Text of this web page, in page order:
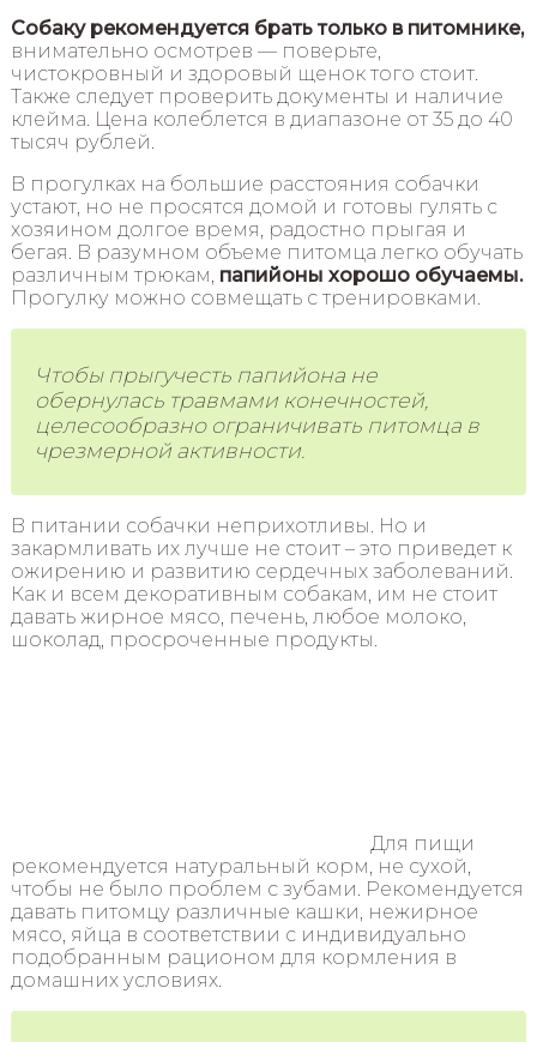
Собаку рекомендуется брать только в питомнике,
внимательно осмотрев — поверьте,
чистокровный и здоровый щенок того стоит.
Также следует проверить документы и наличие
клейма. Цена колеблется в диапазоне от 35 до 40
тысяч рублей.
В прогулках на большие расстояния собачки
устают, но не просятся домой и готовы гулять с
хозяином долгое время, радостно прыгая и
бегая. В разумном объеме питомца легко обучать
различным трюкам, папийоны хорошо обучаемы.
Прогулку можно совмещать с тренировками.
Чтобы прыгучесть папийона не
обернулась травмами конечностей,
целесообразно ограничивать питомца в
чрезмерной активности.
В питании собачки неприхотливы. Но и
закармливать их лучше не стоит – это приведет к
ожирению и развитию сердечных заболеваний.
Как и всем декоративным собакам, им не стоит
давать жирное мясо, печень, любое молоко,
шоколад, просроченные продукты.
Для пищи
рекомендуется натуральный корм, не сухой,
чтобы не было проблем с зубами. Рекомендуется
давать питомцу различные кашки, нежирное
мясо, яйца в соответствии с индивидуально
подобранным рационом для кормления в
домашних условиях.